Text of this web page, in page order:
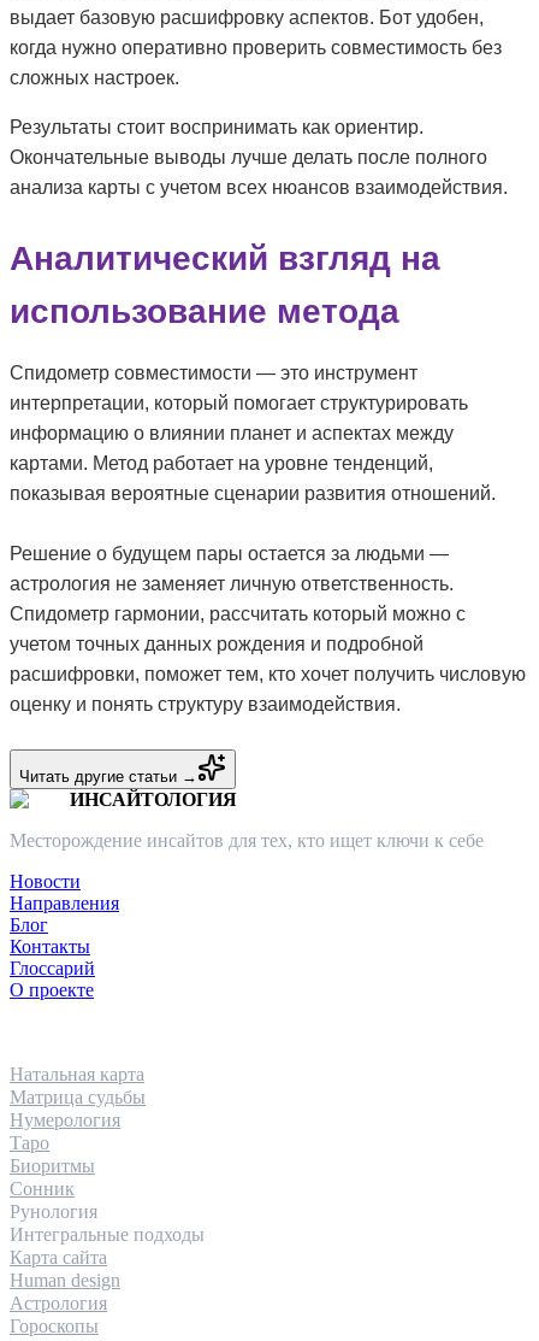
выдает базовую расшифровку аспектов. Бот удобен,
когда нужно оперативно проверить совместимость без
сложных настроек.
Результаты стоит воспринимать как ориентир.
Окончательные выводы лучше делать после полного
анализа карты с учетом всех нюансов взаимодействия.
Аналитический взгляд на
использование метода
Спидометр совместимости — это инструмент
интерпретации, который помогает структурировать
информацию о влиянии планет и аспектах между
картами. Метод работает на уровне тенденций,
показывая вероятные сценарии развития отношений.
Решение о будущем пары остается за людьми —
астрология не заменяет личную ответственность.
Спидометр гармонии, рассчитать который можно с
учетом точных данных рождения и подробной
расшифровки, поможет тем, кто хочет получить числовую
оценку и понять структуру взаимодействия.
Читать другие статьи →
ИНСАЙТОЛОГИЯ
Месторождение инсайтов для тех, кто ищет ключи к себе
Новости
Направления
Блог
Контакты
Глоссарий
О проекте
Натальная карта
Матрица судьбы
Нумерология
Таро
Биоритмы
Сонник
Рунология
Интегральные подходы
Карта сайта
Human design
Астрология
Гороскопы